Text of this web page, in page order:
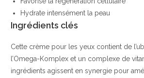
Hydrate intensément la peau
Ingrédients clés
Cette crème pour les yeux contient de
l’Omega-Komplex et un complexe de
ingrédients agissent en synergie pour